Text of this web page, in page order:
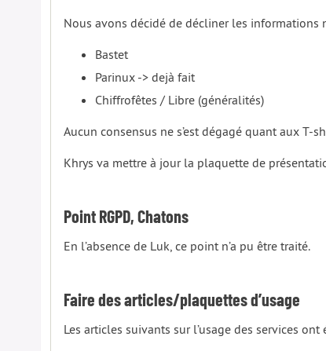
Nous avons décidé de décliner les
Bastet
Parinux -> dejà fait
Chiffrofêtes / Libre (généralités)
Aucun consensus ne s’est dégagé quant aux T-
Khrys va mettre à jour la plaquette de
Point RGPD, Chatons
En l’absence de Luk, ce point n’a pu être traité.
Faire des articles/plaquettes d’usage
Les articles suivants sur l’usage des services ont